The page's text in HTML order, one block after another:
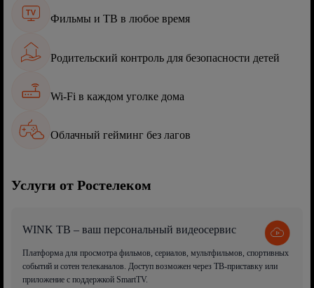
Фильмы и ТВ в любое время
Родительский контроль для безопасности детей
Wi-Fi в каждом уголке дома
Облачный гейминг без лагов
Услуги от Ростелеком
WINK ТВ – ваш персональный видеосервис
Платформа для просмотра фильмов, сериалов, мультфильмов, спортивных
событий и сотен телеканалов. Доступ возможен через ТВ-приставку или
приложение с поддержкой SmartTV.